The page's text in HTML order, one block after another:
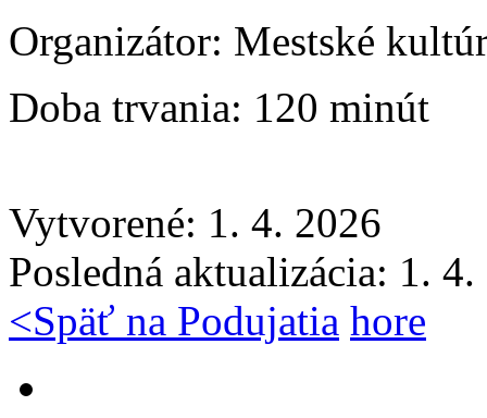
Organizátor: Mestské
Doba trvania: 120 minút
Vytvorené: 1. 4. 2026
Posledná aktualizácia: 1.
<Späť na Podujatia hore